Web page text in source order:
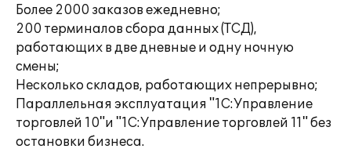
Более 2000 заказов ежедневно;
200 терминалов сбора данных (ТСД),
работающих в две дневные и одну ночную
смены;
Несколько складов, работающих непрерывно;
Параллельная эксплуатация "1С:Управление
торговлей 10"и "1С:Управление торговлей 11" без
остановки бизнеса.